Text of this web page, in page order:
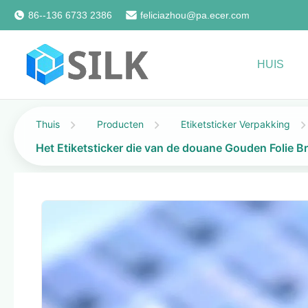
86--136 6733 2386 feliciazhou@pa.ecer.com
HUIS
Thuis Producten Etiketsticker Verpakking
Het Etiketsticker die van de douane Gouden Folie